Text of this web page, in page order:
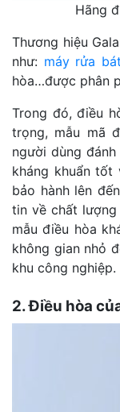
Hãng
Thương hiệu
như: máy rửa bát
hòa…được phân
Trong đó, điều
trọng, mẫu mã
người dùng
kháng khuẩn
bảo hành lên
tin về chất lượng
mẫu điều hòa
không gian nhỏ
khu công nghiệp.
2. Điều hòa